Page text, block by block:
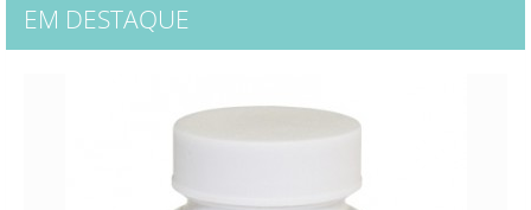
EM DESTAQUE